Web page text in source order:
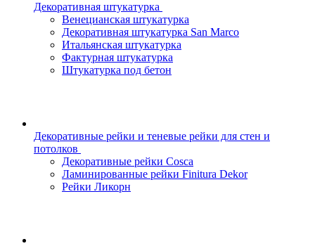
Декоративная штукатурка
Венецианская штукатурка
Декоративная штукатурка San Marco
Итальянская штукатурка
Фактурная штукатурка
Штукатурка под бетон
Декоративные рейки и теневые рейки для стен и
потолков
Декоративные рейки Cosca
Ламинированные рейки Finitura Dekor
Рейки Ликорн